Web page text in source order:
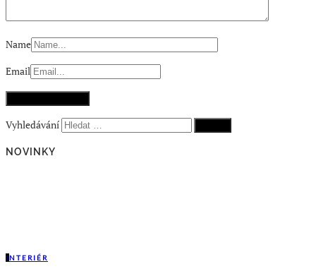
Name
Email
Vyhledávání
NOVINKY
INTERIÉR